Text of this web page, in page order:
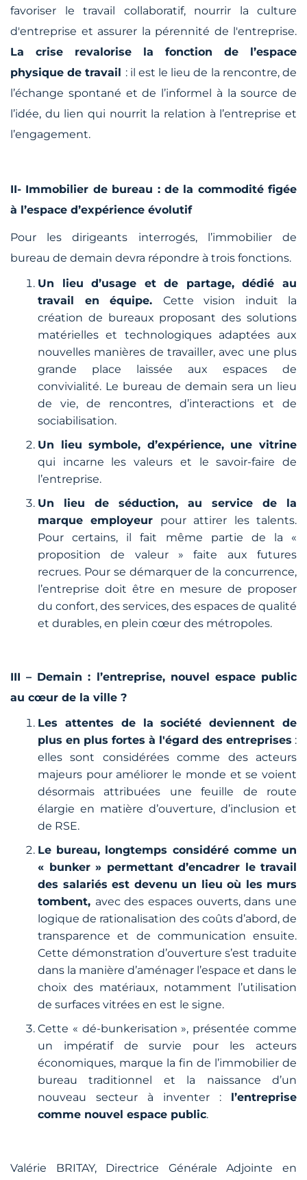
favoriser le travail collaboratif, nourrir la culture
d'entreprise et assurer la pérennité de l'entreprise.
La crise revalorise la fonction de l’espace
physique de travail : il est le lieu de la rencontre, de
l’échange spontané et de l’informel à la source de
l’idée, du lien qui nourrit la relation à l’entreprise et
l’engagement.
II- Immobilier de bureau : de la commodité figée
à l’espace d’expérience évolutif
Pour les dirigeants interrogés, l’immobilier de
bureau de demain devra répondre à trois fonctions.
Un lieu d’usage et de partage, dédié au
travail en équipe. Cette vision induit la
création de bureaux proposant des solutions
matérielles et technologiques adaptées aux
nouvelles manières de travailler, avec une plus
grande place laissée aux espaces de
convivialité. Le bureau de demain sera un lieu
de vie, de rencontres, d’interactions et de
sociabilisation.
Un lieu symbole, d’expérience, une vitrine
qui incarne les valeurs et le savoir-faire de
l’entreprise.
Un lieu de séduction, au service de la
marque employeur pour attirer les talents.
Pour certains, il fait même partie de la «
proposition de valeur »faite aux futures
recrues. Pour se démarquer de la concurrence,
l’entreprise doit être en mesure de proposer
du confort, des services, des espaces de qualité
et durables, en plein cœur des métropoles.
III – Demain : l’entreprise, nouvel espace public
au cœur de la ville ?
Les attentes de la société deviennent de
plus en plus fortes à l'égard des entreprises :
elles sont considérées comme des acteurs
majeurs pour améliorer le monde et se voient
désormais attribuées une feuille de route
élargie en matière d’ouverture, d’inclusion et
de RSE.
Le bureau, longtemps considéré comme un
« bunker » permettant d’encadrer le travail
des salariés est devenu un lieu où les murs
tombent, avec des espaces ouverts, dans une
logique de rationalisation des coûts d’abord, de
transparence et de communication ensuite.
Cette démonstration d’ouverture s’est traduite
dans la manière d’aménager l’espace et dans le
choix des matériaux, notamment l’utilisation
de surfaces vitrées en est le signe.
Cette « dé-bunkerisation », présentée comme
un impératif de survie pour les acteurs
économiques, marque la fin de l’immobilier de
bureau traditionnel et la naissance d’un
nouveau secteur à inventer : l’entreprise
comme nouvel espace public.
Valérie BRITAY, Directrice Générale Adjointe en